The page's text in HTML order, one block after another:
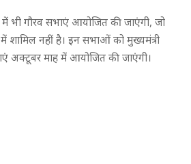
में भी गौरव सभाएं आयोजित की जाएंगी, जो
में शामिल नहीं है। इन सभाओं को मुख्यमंत्री
अक्टूबर माह में आयोजित की जाएंगी।